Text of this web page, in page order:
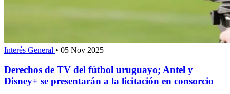
Interés General • 05 Nov 2025
Derechos de TV del fútbol uruguayo; Antel y
Disney+ se presentarán a la licitación en consorcio